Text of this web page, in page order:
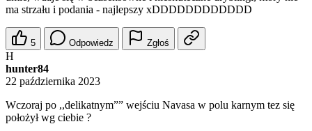
ma strzału i podania - najlepszy xDDDDDDDDDDDD
5 Odpowiedz Zgłoś
H
hunter84
22 października 2023
Wczoraj po ,,delikatnym”” wejściu Navasa w polu karnym tez się
położył wg ciebie ?